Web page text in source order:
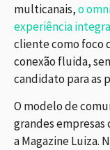
multicanais,o
experiência
cliente como foco
conexão fluida,
candidato para as
O modelo de
grandes
a Magazine Luiza.